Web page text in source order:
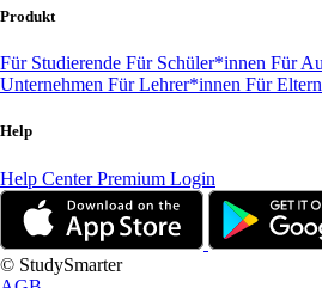
Produkt
Für Studierende Für Schüler*innen Für
Unternehmen Für Lehrer*innen Für Eltern
Help
Help CenterPremium Login
© StudySmarter